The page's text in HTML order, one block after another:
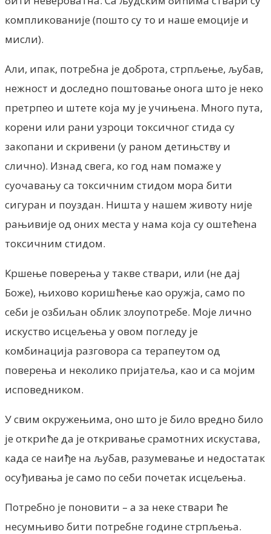
компликованије (пошто су то и наше емоције и
мисли).
Али, ипак, потребна је доброта, стрпљење, љубав,
нежност и доследно поштовање онога што је неко
претрпео и штете која му је учињена. Много пута,
корени или рани узроци токсичног стида су
закопани и скривени (у раном детињству и
слично). Изнад свега, ко год нам помаже у
суочавању са токсичним стидом мора бити
сигуран и поуздан. Ништа у нашем животу није
рањивије од оних места у нама која су оштећена
токсичним стидом.
Кршење поверења у такве ствари, или (не дај
Боже), њихово коришћење као оружја, само по
себи је озбиљан облик злоупотребе. Моје лично
искуство исцељења у овом погледу је
комбинација разговора са терапеутом од
поверења и неколико пријатеља, као и са мојим
исповедником.
У свим окружењима, оно што је било вредно било
је откриће да је откривање срамотних искустава,
када се наиђе на љубав, разумевање и недостатак
осуђивања је само по себи почетак исцељења.
Потребно је поновити – а за неке ствари ће
несумњиво бити потребне године стрпљења.